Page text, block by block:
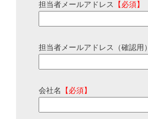
担当者メールアドレス 【必須】
担当者メールアドレス（確認用）
会社名 【必須】